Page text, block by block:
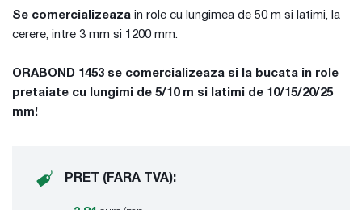
Se comercializeaza in role cu lungimea de 50 m si latimi, la
cerere, intre 3 mm si 1200 mm.
ORABOND 1453 se comercializeaza si la bucata in role
pretaiate cu lungimi de 5/10 m si latimi de 10/15/20/25
mm!
PRET (FARA TVA):